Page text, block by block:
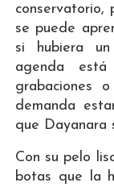
conservatorio,
se puede
si hubiera
agenda está
grabaciones
demanda
que Dayanara
Con su pelo
botas que la